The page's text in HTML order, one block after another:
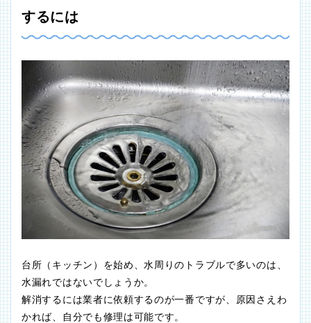
するには
台所（キッチン）を始め、水周りのトラブルで多いのは、
水漏れではないでしょうか。
解消するには業者に依頼するのが一番ですが、原因さえわ
かれば、自分でも修理は可能です。